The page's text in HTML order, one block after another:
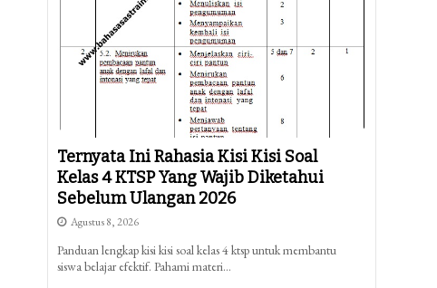
Ternyata Ini Rahasia Kisi Kisi Soal
Kelas 4 KTSP Yang Wajib Diketahui
Sebelum Ulangan 2026
Agustus 8, 2026
Panduan lengkap kisi kisi soal kelas 4 ktsp untuk membantu
siswa belajar efektif. Pahami materi…